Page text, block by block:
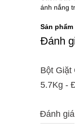
ánh nắng
Sản
Ðánh
Bột Giặt
5.7Kg -
Đánh giá